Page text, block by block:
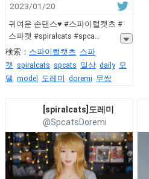
2023/01/20
귀여운 손댄스♥ #스파이럴캣츠 #
스파캣 #spiralcats #spca
検索： 스파이럴캣츠 스파
캣 spiralcats spcats 일상 daily 모
델 model 도레미 doremi 무쌍
[spiralcats]도레미
@SpcatsDoremi